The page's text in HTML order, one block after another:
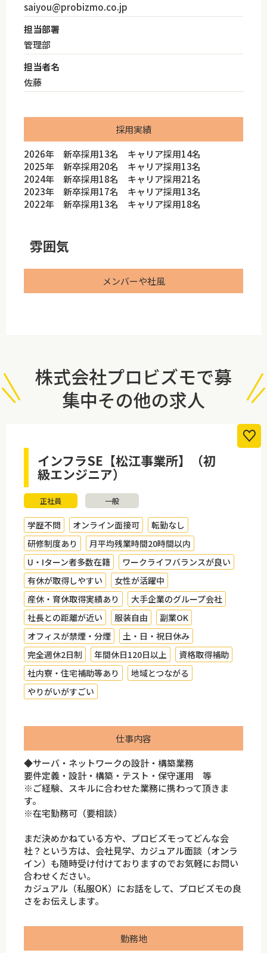
saiyou@probizmo.co.jp
担当部署
管理部
担当者名
佐藤
採用実績
2026年 新卒採用13名 キャリア採用14名
2025年 新卒採用20名 キャリア採用13名
2024年 新卒採用18名 キャリア採用21名
2023年 新卒採用17名 キャリア採用13名
2022年 新卒採用13名 キャリア採用18名
雰囲気
メンバーや社風
株式会社プロビズモで募
集中その他の求人
インフラSE【松江事業所】（初
級エンジニア）
正社員 一般
学歴不問 オンライン面接可
転勤なし
研修制度あり
月平均残業時間20時間以内
U・Iターン者多数在籍
ワークライフバランスが良い
有休が取得しやすい
女性が活躍中
産休・育休取得実績あり
大手企業のグループ会社
社長との距離が近い
服装自由
副業OK
オフィスが禁煙・分煙
土・日・祝日休み
完全週休2日制
年間休日120日以上
資格取得補助
社内寮・住宅補助等あり
地域とつながる
やりがいがすごい
仕事内容
◆サーバ・ネットワークの設計・構築業務
要件定義・設計・構築・テスト・保守運用 等
※ご経験、スキルに合わせた業務に携わって頂きま
す。
※在宅勤務可（要相談）
まだ決めかねている方や、プロビズモってどんな会
社？という方は、会社見学、カジュアル面談（オンラ
イン）も随時受け付けておりますのでお気軽にお問い
合わせください。
カジュアル（私服OK）にお話をして、プロビズモの良
さをお伝えします。
勤務地